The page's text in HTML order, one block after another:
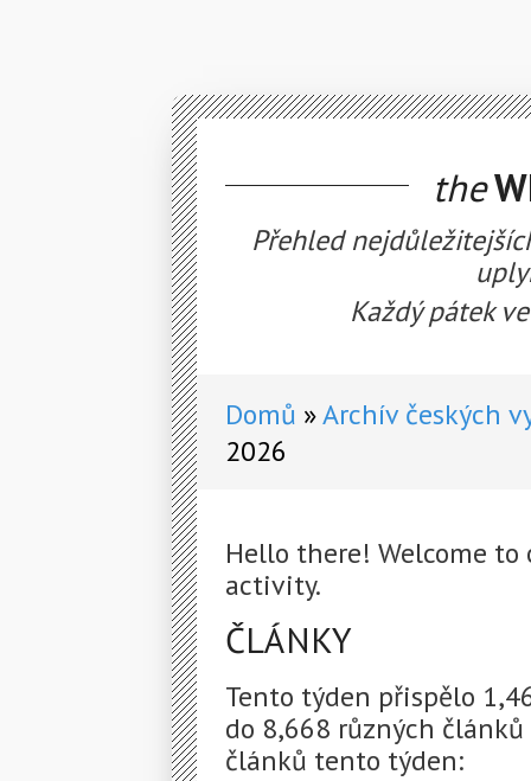
the
Přehled
Každý pátek
Domů
Archív českých
2026
Hello there! Welcome
activity.
ČLÁNKY
Tento týden přispělo
do 8,668 různých
článků tento týden: